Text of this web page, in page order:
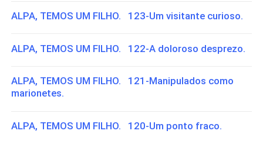
ALPA, TEMOS UM FILHO. 123-Um visitante curioso.
ALPA, TEMOS UM FILHO. 122-A doloroso desprezo.
ALPA, TEMOS UM FILHO. 121-Manipulados como
marionetes.
ALPA, TEMOS UM FILHO. 120-Um ponto fraco.